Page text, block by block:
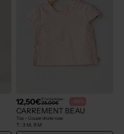
12,50€Prix boutique :
25,00€ -50%
CARREMENT BEAU
Top - Coupe droite rose
T : 3 M, 9 M